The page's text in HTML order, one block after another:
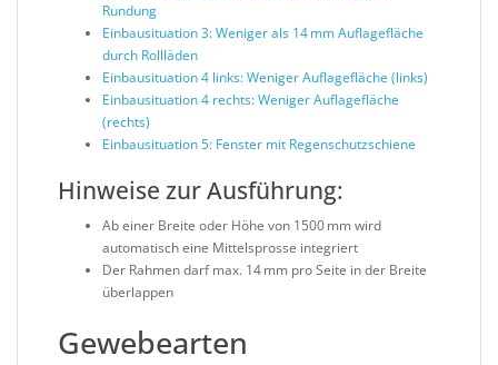
Rundung
Einbausituation 3: Weniger als 14 mm Auflagefläche
durch Rollläden
Einbausituation 4 links: Weniger Auflagefläche (links)
Einbausituation 4 rechts: Weniger Auflagefläche
(rechts)
Einbausituation 5: Fenster mit Regenschutzschiene
Hinweise zur Ausführung:
Ab einer Breite oder Höhe von 1500 mm wird
automatisch eine Mittelsprosse integriert
Der Rahmen darf max. 14 mm pro Seite in der Breite
überlappen
Gewebearten